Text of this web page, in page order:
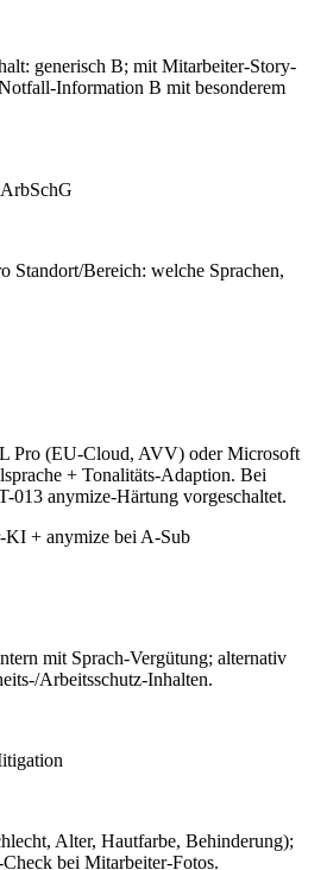
generisch B; mit Mitarbeiter-Story-
Information B mit besonderem
Standort/Bereich: welche Sprachen,
Pro (EU-Cloud, AVV) oder Microsoft
+ Tonalitäts-Adaption. Bei
013 anymize-Härtung vorgeschaltet.
KI + anymize bei A-Sub
mit Sprach-Vergütung; alternativ
Arbeitsschutz-Inhalten.
Alter, Hautfarbe, Behinderung);
bei Mitarbeiter-Fotos.